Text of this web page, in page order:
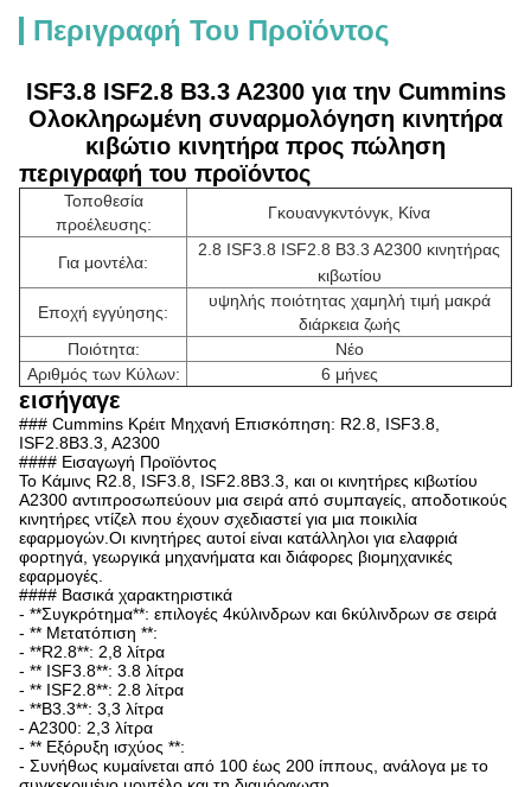
Περιγραφή Του Προϊόντος
ISF3.8 ISF2.8 B3.3 A2300 για την Cummins
Ολοκληρωμένη συναρμολόγηση κινητήρα
κιβώτιο κινητήρα προς πώληση
περιγραφή του προϊόντος
Τοποθεσία
προέλευσης:
Γκουανγκντόνγκ, Κίνα
Για μοντέλα:
2.8 ISF3.8 ISF2.8 B3.3 A2300 κινητήρας
κιβωτίου
Εποχή εγγύησης:
υψηλής ποιότητας χαμηλή τιμή μακρά
διάρκεια ζωής
Ποιότητα:
Νέο
Αριθμός των Κύλων:
6 μήνες
εισήγαγε
### Cummins Κρέιτ Μηχανή Επισκόπηση: R2.8, ISF3.8,
ISF2.8Β3.3, Α2300
#### Εισαγωγή Προϊόντος
Το Κάμινς R2.8, ISF3.8, ISF2.8Β3.3, και οι κινητήρες κιβωτίου
A2300 αντιπροσωπεύουν μια σειρά από συμπαγείς, αποδοτικούς
κινητήρες ντίζελ που έχουν σχεδιαστεί για μια ποικιλία
εφαρμογών.Οι κινητήρες αυτοί είναι κατάλληλοι για ελαφριά
φορτηγά, γεωργικά μηχανήματα και διάφορες βιομηχανικές
εφαρμογές.
#### Βασικά χαρακτηριστικά
- **Συγκρότημα**: επιλογές 4κύλινδρων και 6κύλινδρων σε σειρά
- ** Μετατόπιση **:
- **R2.8**: 2,8 λίτρα
- ** ISF3.8**: 3.8 λίτρα
- ** ISF2.8**: 2.8 λίτρα
- **Β3.3**: 3,3 λίτρα
- Α2300: 2,3 λίτρα
- ** Εξόρυξη ισχύος **:
- Συνήθως κυμαίνεται από 100 έως 200 ίππους, ανάλογα με το